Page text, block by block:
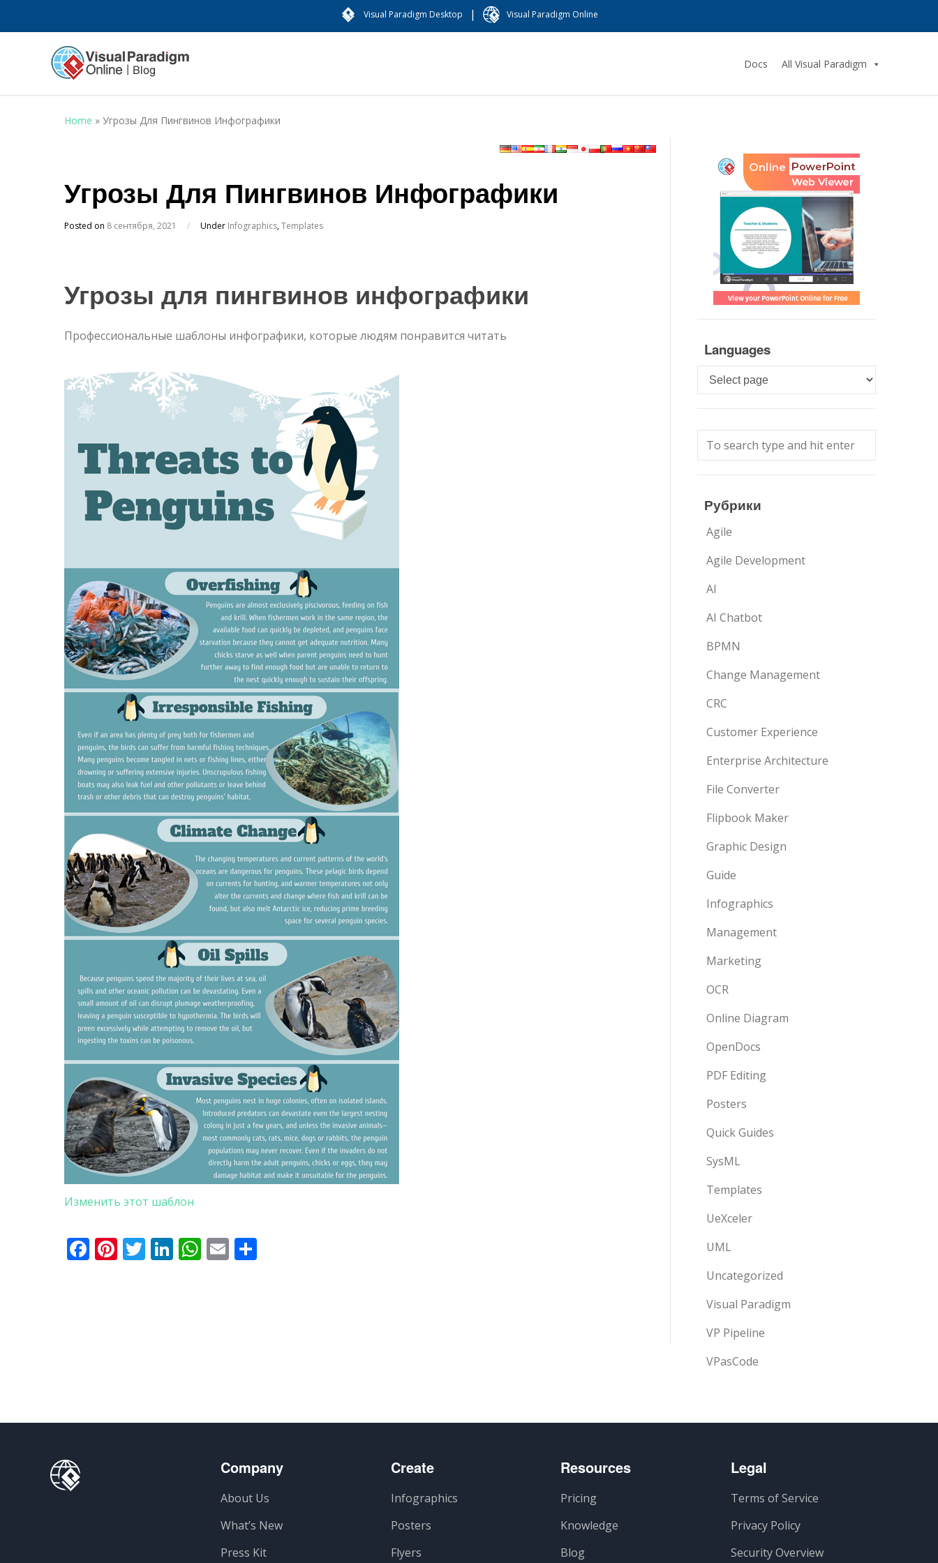
Visual Paradigm Desktop | Visual Paradigm Online
Docs All Visual Paradigm
Home » Угрозы Для Пингвинов Инфографики
Угрозы Для Пингвинов Инфографики
Posted on 8 сентября, 2021 / Under Infographics,Templates
Угрозы для пингвинов инфографики
Профессиональные шаблоны инфографики, которые людям понравится читать
Изменить этот шаблон
Facebook
Pinterest
Twitter
LinkedIn
WhatsApp
Email
Languages
Languages
Рубрики
Agile
Agile Development
AI
AI Chatbot
BPMN
Change Management
CRC
Customer Experience
Enterprise Architecture
File Converter
Flipbook Maker
Graphic Design
Guide
Infographics
Management
Marketing
OCR
Online Diagram
OpenDocs
PDF Editing
Posters
Quick Guides
SysML
Templates
UeXceler
UML
Uncategorized
Visual Paradigm
VP Pipeline
VPasCode
Company
About Us
What’s New
Press Kit
Create
Infographics
Posters
Flyers
Resources
Pricing
Knowledge
Blog
Legal
Terms of Service
Privacy Policy
Security Overview